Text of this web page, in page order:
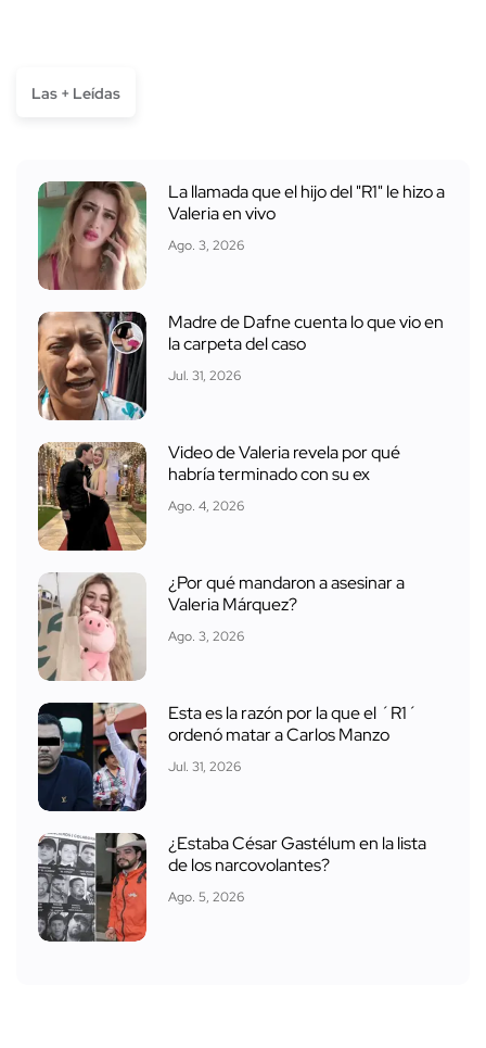
Las + Leídas
La llamada que el hijo del "R1" le hizo a
Valeria en vivo
Ago. 3, 2026
Madre de Dafne cuenta lo que vio en
la carpeta del caso
Jul. 31, 2026
Video de Valeria revela por qué
habría terminado con su ex
Ago. 4, 2026
¿Por qué mandaron a asesinar a
Valeria Márquez?
Ago. 3, 2026
Esta es la razón por la que el ´R1´
ordenó matar a Carlos Manzo
Jul. 31, 2026
¿Estaba César Gastélum en la lista
de los narcovolantes?
Ago. 5, 2026